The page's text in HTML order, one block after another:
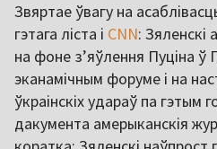
Звяртае ўвагу на
гэтага ліста і CNN: Зяленскі
на фоне з’яўлення Пуціна ў
эканамічным форуме і на
ўкраінскіх удараў па гэтым
дакумента амерыканскія